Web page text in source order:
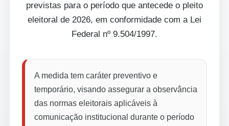
previstas para o período que antecede o pleito
eleitoral de 2026, em conformidade com a Lei
Federal nº 9.504/1997.
A medida tem caráter preventivo e
temporário, visando assegurar a observância
das normas eleitorais aplicáveis à
comunicação institucional durante o período